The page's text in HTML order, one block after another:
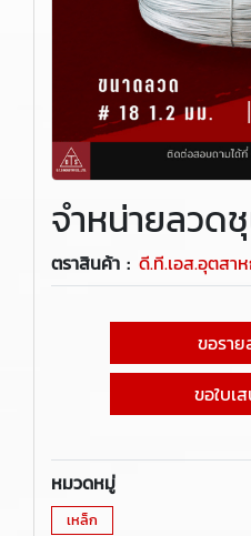
จำหน่ายลวด
ตราสินค้า : ดี.ที.เอส.อุตสา
ขอราย
ขอใบเ
หมวดหมู่
เหล็ก